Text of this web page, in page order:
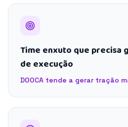
Time enxuto que precisa
de execução
DOOCA tende a gerar tração